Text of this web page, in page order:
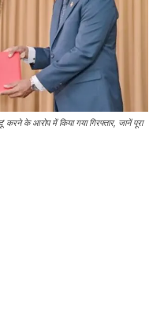
करने के आरोप में किया गया गिरफ्तार, जानें पूरा